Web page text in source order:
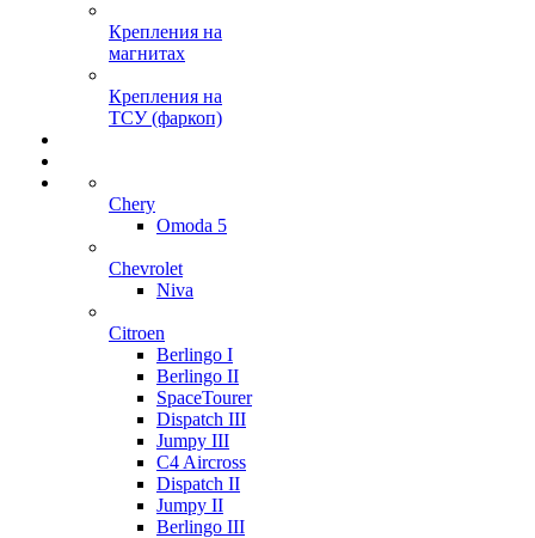
Крепления на
магнитах
Крепления на
ТСУ (фаркоп)
Chery
Omoda 5
Chevrolet
Niva
Citroen
Berlingo I
Berlingo II
SpaceTourer
Dispatch III
Jumpy III
C4 Aircross
Dispatch II
Jumpy II
Berlingo III